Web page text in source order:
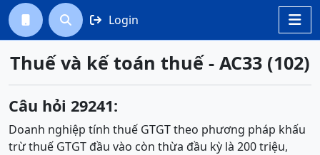

  Login
Thuế và kế toán thuế - AC33 (102)
Câu hỏi 29241:
Doanh nghiệp tính thuế GTGT theo phương pháp khấu
trừ thuế GTGT đầu vào còn thừa đầu kỳ là 200 triệu,